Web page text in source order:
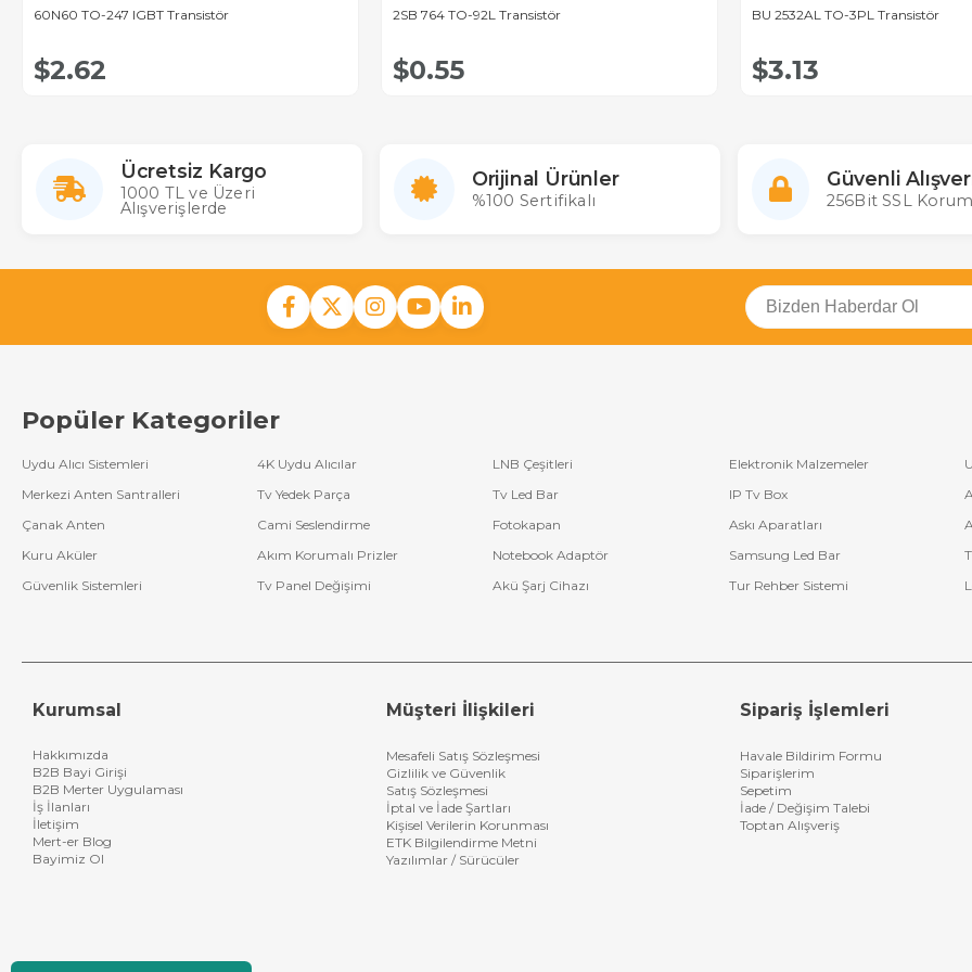
60N60 TO-247 IGBT Transistör
$2.62
2SB 764 TO-92L Transistör
$0.55
BU 2532AL TO-3PL Transistör
$3.13
Ücretsiz Kargo
1000 TL ve Üzeri
Alışverişlerde
Orijinal Ürünler
%100 Sertifikalı
Güvenli
256Bit SSL
Popüler Kategoriler
Uydu Alıcı Sistemleri 4K Uydu Alıcılar LNB Çeşitleri Elektronik Malzemeler
Merkezi Anten Santralleri
Tv Yedek Parça Tv Led Bar IP Tv Box
Çanak Anten
Cami Seslendirme Fotokapan Askı Aparatları
Kuru Aküler
Akım Korumalı Prizler Notebook Adaptör Samsung Led Bar
Güvenlik Sistemleri
Tv Panel Değişimi Akü Şarj Cihazı Tur Rehber Sistemi
Kurumsal
Hakkımızda
B2B Bayi Girişi
B2B Merter Uygulaması
İş İlanları
İletişim
Mert-er Blog
Bayimiz Ol
Müşteri İlişkileri
Mesafeli Satış Sözleşmesi
Gizlilik ve Güvenlik
Satış Sözleşmesi
İptal ve İade Şartları
Kişisel Verilerin Korunması
ETK Bilgilendirme Metni
Yazılımlar / Sürücüler
Sipariş İşlemleri
Havale Bildirim Formu
Siparişlerim
Sepetim
İade / Değişim Talebi
Toptan Alışveriş